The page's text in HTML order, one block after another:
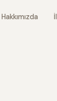
Hakkımızda